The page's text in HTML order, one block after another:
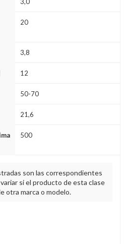
20
3,8
12
50-70
21,6
500
son las correspondientes
si el producto de esta clase
otra marca o modelo.